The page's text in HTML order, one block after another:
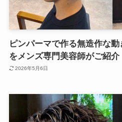
ピンパーマで作る無造作な
をメンズ専門美容師がご紹介
2026年5月6日